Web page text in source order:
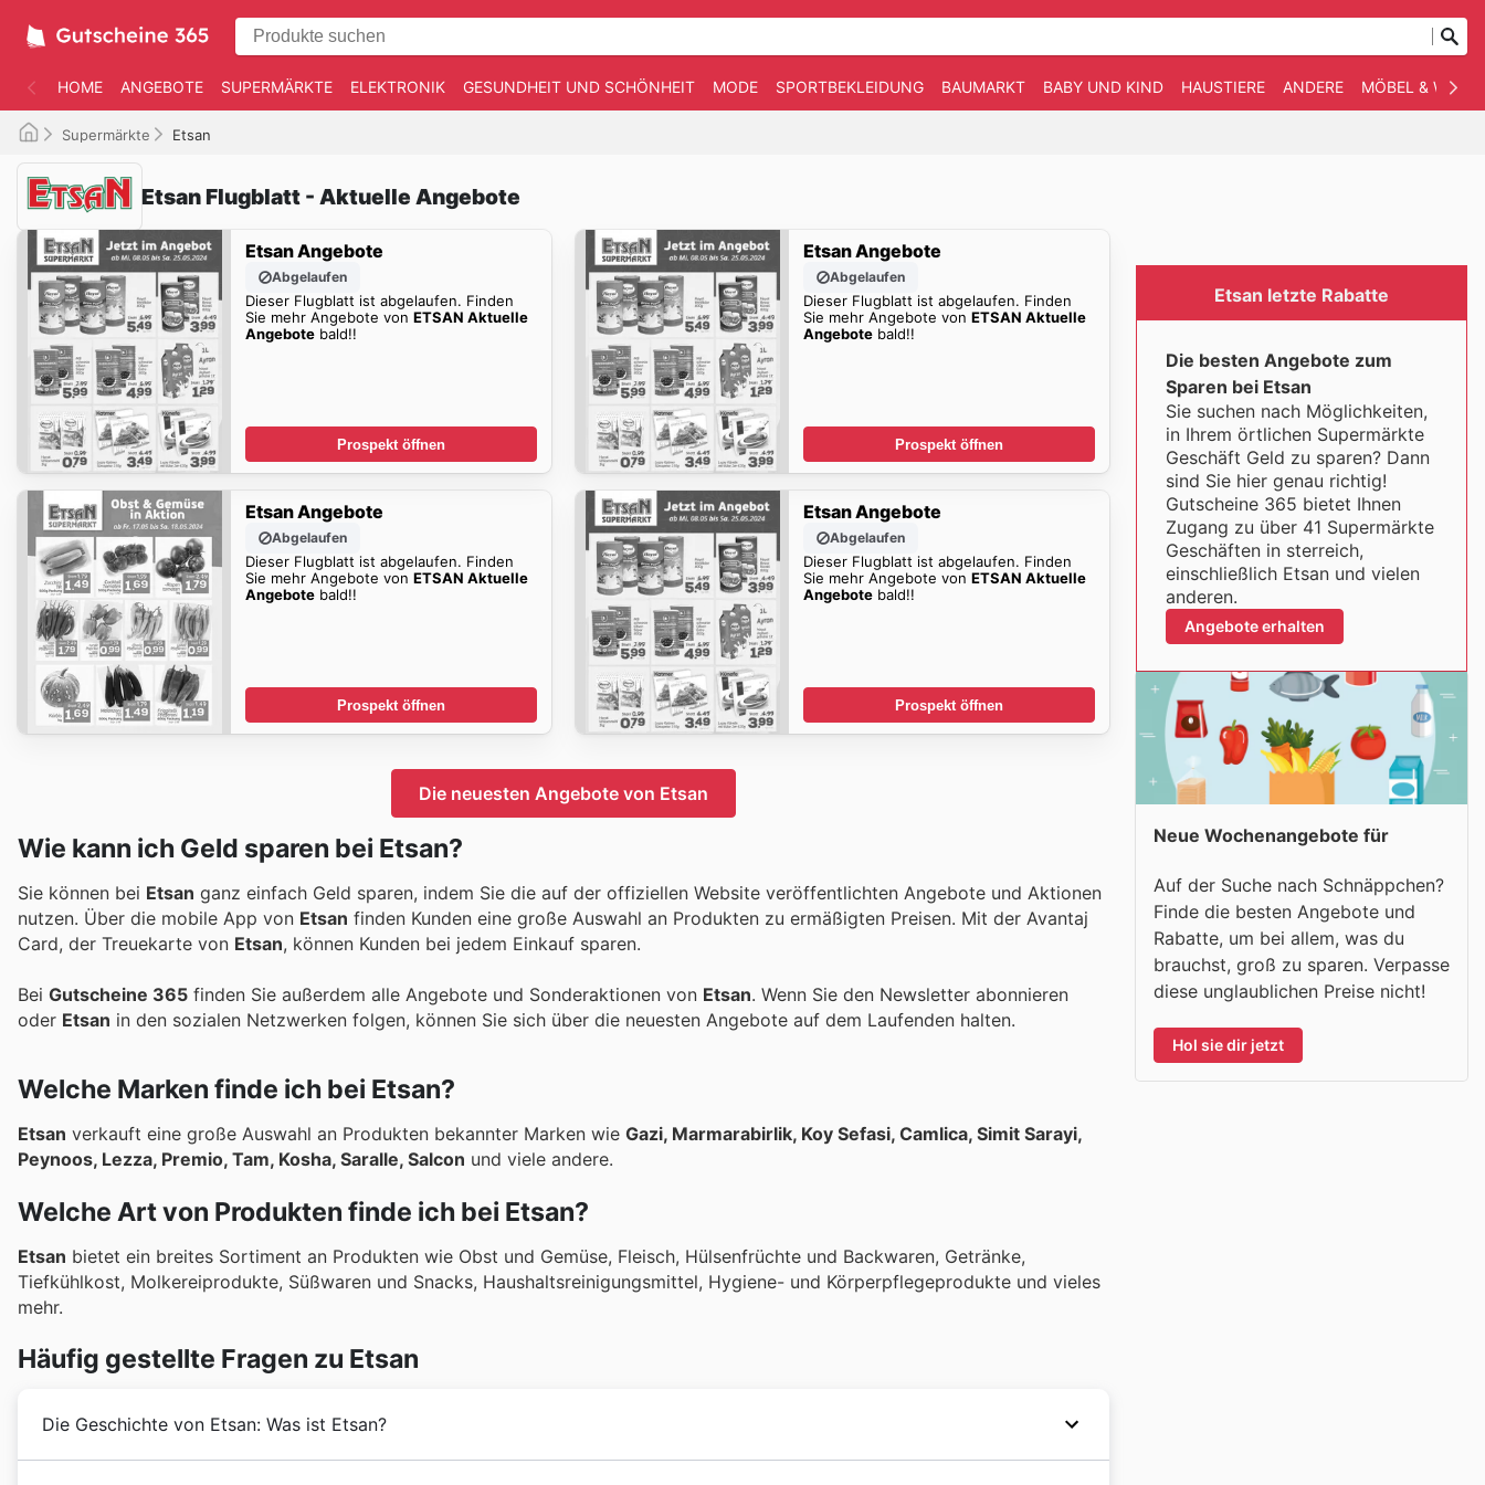
HOME ANGEBOTE SUPERMÄRKTE ELEKTRONIK GESUNDHEIT UND SCHÖNHEIT MODE SPORTBEKLEIDUNG BAUMARKT BABY UND KIND HAUSTIERE ANDERE MÖBEL &
Supermärkte Etsan
Etsan Flugblatt - Aktuelle Angebote
Etsan Angebote
Abgelaufen
Dieser Flugblatt ist abgelaufen. Finden
Sie mehr Angebote von ETSAN Aktuelle
Angebotebald!!
Prospekt öffnen
Etsan Angebote
Abgelaufen
Dieser Flugblatt ist abgelaufen. Finden
Sie mehr Angebote vonETSAN Aktuelle
Angebote bald!!
Prospekt öffnen
Etsan Angebote
Abgelaufen
Dieser Flugblatt ist abgelaufen. Finden
Sie mehr Angebote von ETSAN Aktuelle
Angebotebald!!
Prospekt öffnen
Etsan Angebote
Abgelaufen
Dieser Flugblatt ist abgelaufen. Finden
Sie mehr Angebote vonETSAN Aktuelle
Angebote bald!!
Prospekt öffnen
Die neuesten Angebote von Etsan
Wie kann ich Geld sparen bei Etsan?
Sie können bei Etsan ganz einfach Geld sparen, indem Sie die auf der offiziellen Website veröffentlichten Angebote und Aktionen
nutzen. Über die mobile App von Etsan finden Kunden eine große Auswahl an Produkten zu ermäßigten Preisen. Mit der Avantaj
Card, der Treuekarte von Etsan, können Kunden bei jedem Einkauf sparen.
Bei Gutscheine 365 finden Sie außerdem alle Angebote und Sonderaktionen von Etsan. Wenn Sie den Newsletter abonnieren
oder Etsan in den sozialen Netzwerken folgen, können Sie sich über die neuesten Angebote auf dem Laufenden halten.
Welche Marken finde ich bei Etsan?
Etsan verkauft eine große Auswahl an Produkten bekannter Marken wie Gazi, Marmarabirlik, Koy Sefasi, Camlica, Simit Sarayi,
Peynoos, Lezza, Premio, Tam, Kosha, Saralle, Salcon und viele andere.
Welche Art von Produkten finde ich bei Etsan?
Etsan bietet ein breites Sortiment an Produkten wie Obst und Gemüse, Fleisch, Hülsenfrüchte und Backwaren, Getränke,
Tiefkühlkost, Molkereiprodukte, Süßwaren und Snacks, Haushaltsreinigungsmittel, Hygiene- und Körperpflegeprodukte und vieles
mehr.
Häufig gestellte Fragen zu Etsan
Die Geschichte von Etsan: Was ist Etsan?
Etsan letzte Rabatte
Die besten Angebote zum
Sparen bei Etsan
Sie suchen nach Möglichkeiten,
in Ihrem örtlichen Supermärkte
Geschäft Geld zu sparen? Dann
sind Sie hier genau richtig!
Gutscheine 365 bietet Ihnen
Zugang zu über 41 Supermärkte
Geschäften in sterreich,
einschließlich Etsan und vielen
anderen.
Angebote erhalten
Neue Wochenangebote für
Auf der Suche nach Schnäppchen?
Finde die besten Angebote und
Rabatte, um bei allem, was du
brauchst, groß zu sparen. Verpasse
diese unglaublichen Preise nicht!
Hol sie dir jetzt